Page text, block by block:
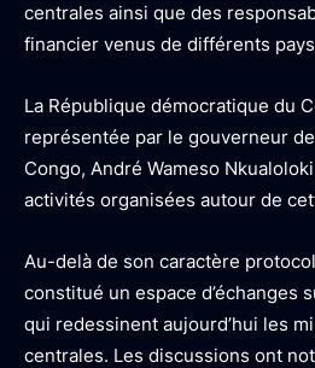
centrales ainsi que des
financier venus de différents
La République démocratique du
représentée par le gouverneur
Congo, André Wameso
activités organisées autour de
Au-delà de son caractère
constitué un espace d’échanges
qui redessinent aujourd’hui les
centrales. Les discussions ont